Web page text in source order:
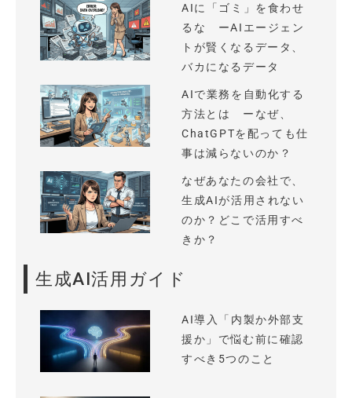
AIに「ゴミ」を食わせ
るな ーAIエージェン
トが賢くなるデータ、
バカになるデータ
AIで業務を自動化する
方法とは ーなぜ、
ChatGPTを配っても仕
事は減らないのか？
なぜあなたの会社で、
生成AIが活用されない
のか？どこで活用すべ
きか？
生成AI活用ガイド
AI導入「内製か外部支
援か」で悩む前に確認
すべき5つのこと